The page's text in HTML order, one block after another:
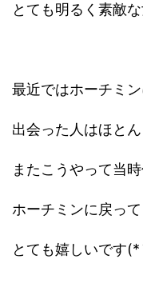
とても明るく素敵
最近ではホーチミ
出会った人はほと
またこうやって当
ホーチミンに戻っ
とても嬉しいです